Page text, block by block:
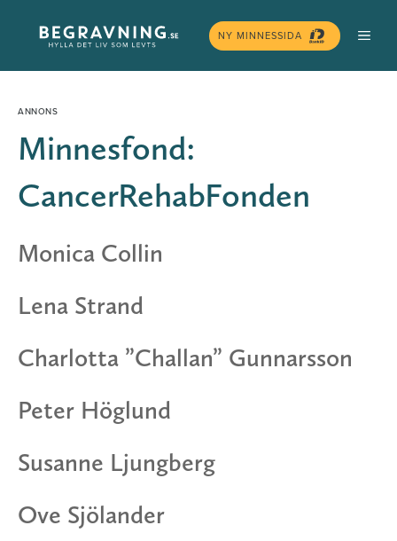
innehåll
NY MINNESSIDA
Minnesfond:
CancerRehabFonden
Monica Collin
Lena Strand
Charlotta ”Challan” Gunnarsson
Peter Höglund
Susanne Ljungberg
Ove Sjölander